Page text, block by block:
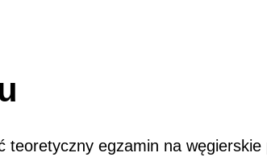
egzamin na węgierskie